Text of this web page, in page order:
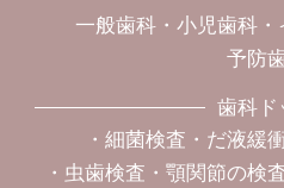
一般歯科 小児歯科
予防
歯科ド
細菌検査
だ液緩
虫歯検査
顎関節の検